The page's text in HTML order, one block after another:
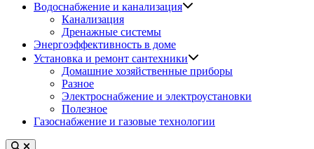
Водоснабжение и канализация
Канализация
Дренажные системы
Энергоэффективность в доме
Установка и ремонт сантехники
Домашние хозяйственные приборы
Разное
Электроснабжение и электроустановки
Полезное
Газоснабжение и газовые технологии